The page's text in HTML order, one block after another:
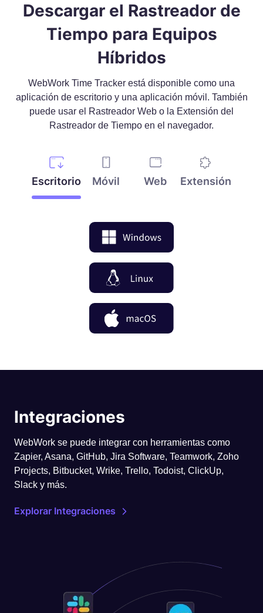
Descargar el Rastreador de
Tiempo para Equipos
Híbridos
WebWork Time Tracker está disponible como una
aplicación de escritorio y una aplicación móvil. También
puede usar el Rastreador Web o la Extensión del
Rastreador de Tiempo en el navegador.
Escritorio Móvil Web Extensión
Integraciones
WebWork se puede integrar con herramientas como
Zapier, Asana, GitHub, Jira Software, Teamwork, Zoho
Projects, Bitbucket, Wrike, Trello, Todoist, ClickUp,
Slack y más.
Explorar Integraciones